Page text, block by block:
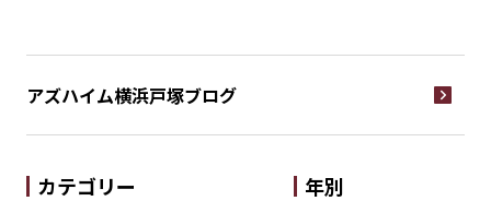
アズハイム横浜戸塚ブログ
カテゴリー 年別